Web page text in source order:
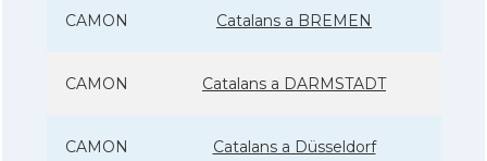
CAMON Catalans a BREMEN
CAMON Catalans a DARMSTADT
CAMON Catalans a Düsseldorf